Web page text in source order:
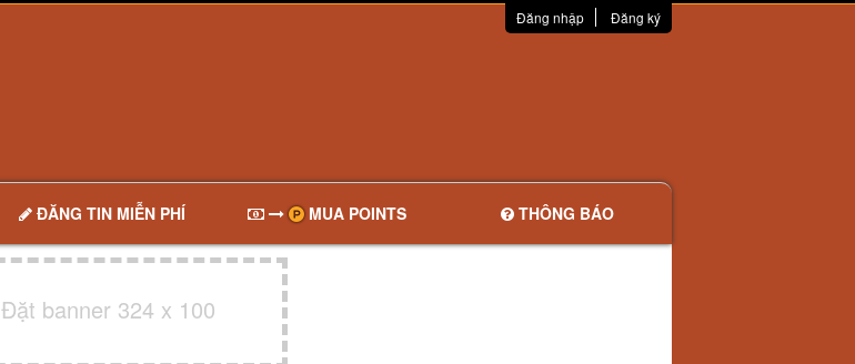
Đăng nhập Đăng ký
ĐĂNG TIN MIỄN PHÍ MUA POINTS THÔNG BÁO
Đặt banner 324 x 100